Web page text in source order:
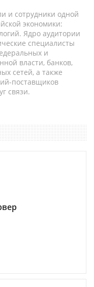
и сотрудники одной
экономики:
Ядро аудитории
специалисты
и
власти, банков,
сетей, а также
поставщиков
связи.